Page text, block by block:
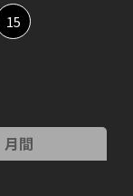
15
月間